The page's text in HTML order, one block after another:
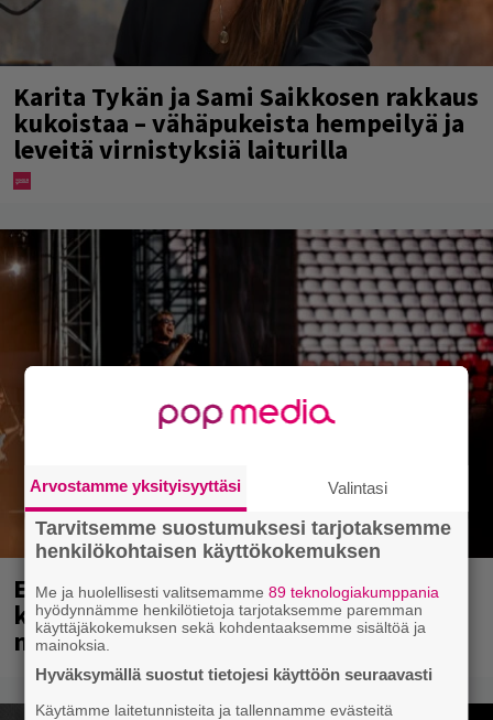
Karita Tykän ja Sami Saikkosen rakkaus
kukoistaa – vähäpukeista hempeilyä ja
leveitä virnistyksiä laiturilla
Eppu Normaali soitti viimeisen
konserttinsa koskaan – Yle Areenassa
nyt dokumentti bändistä
Arvostamme yksityisyyttäsi Valintasi
Tarvitsemme suostumuksesi tarjotaksemme
henkilökohtaisen käyttökokemuksen
Me ja huolellisesti valitsemamme89 teknologiakumppania
hyödynnämme henkilötietoja tarjotaksemme paremman
käyttäjäkokemuksen sekä kohdentaaksemme sisältöä ja
mainoksia.
Hyväksymällä suostut tietojesi käyttöön seuraavasti
Käytämme laitetunnisteita ja tallennamme evästeitä